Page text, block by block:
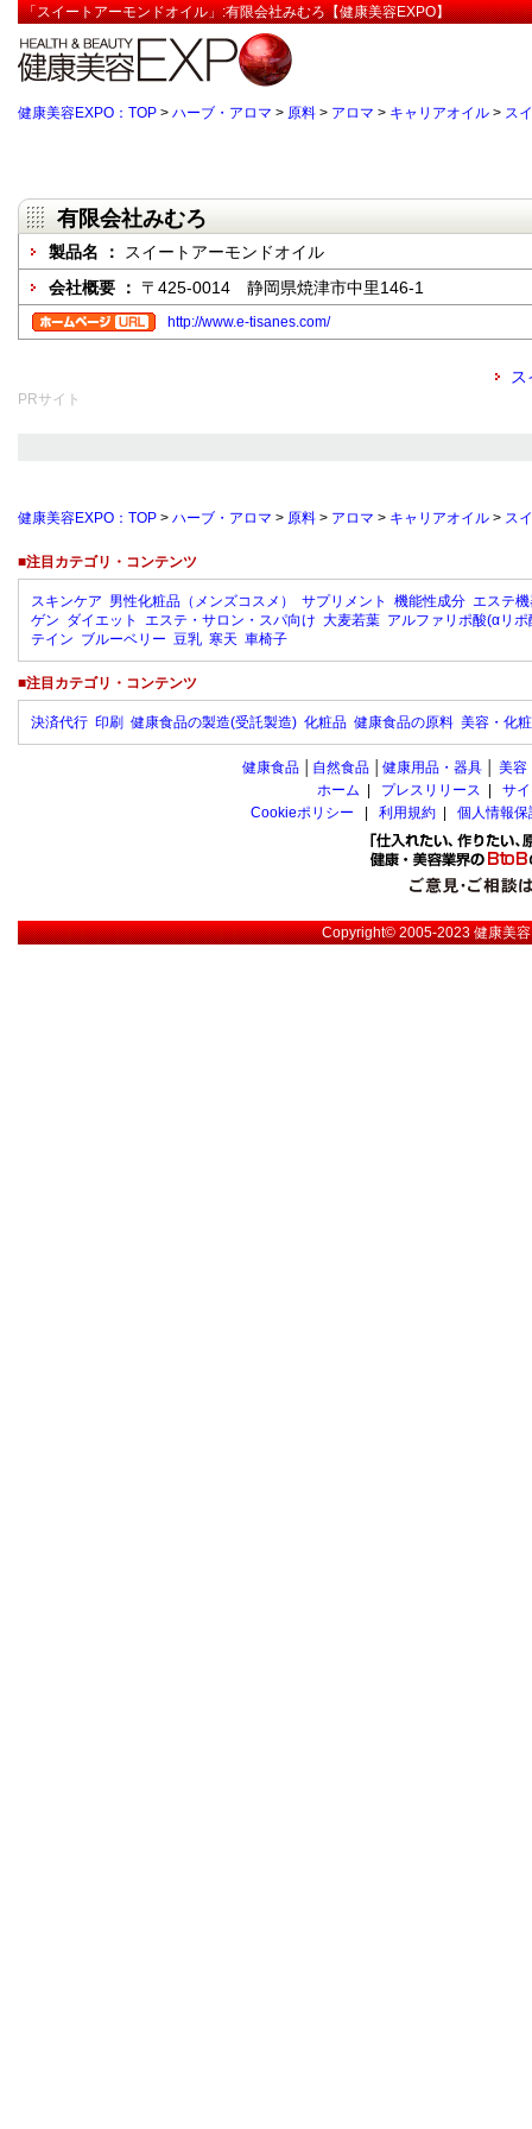
「スイートアーモンドオイル」:有限会社みむろ【健康美容EXPO】
健康美容EXPO：TOP > ハーブ・アロマ > 原料 > アロマ > キャリアオイル > ス
有限会社みむろ
製品名 ：
スイートアーモンドオイル
会社概要 ： 〒425-0014 静岡県焼津市中里146-1
http://www.e-tisanes.com/
PRサイト
健康美容EXPO：TOP > ハーブ・アロマ > 原料 > アロマ > キャリアオイル > ス
■注目カテゴリ・コンテンツ
スキンケア 男性化粧品（メンズコスメ） サプリメント 機能性成分 エステ
ゲン ダイエット エステ・サロン・スパ向け 大麦若葉 アルファリポ酸(αリポ
テイン ブルーベリー 豆乳 寒天 車椅子
■注目カテゴリ・コンテンツ
決済代行 印刷 健康食品の製造(受託製造) 化粧品 健康食品の原料 美容・化
健康食品 自然食品 健康用品・器具 美容
ホーム
プレスリリース
サ
Cookieポリシー
利用規約 個人情報
Copyright© 2005-2023健康美